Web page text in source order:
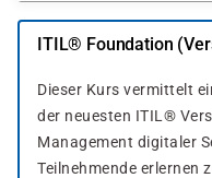
ITIL® Foundation
Dieser Kurs vermittelt
der neuesten ITIL®
Management digitaler
Teilnehmende erlernen